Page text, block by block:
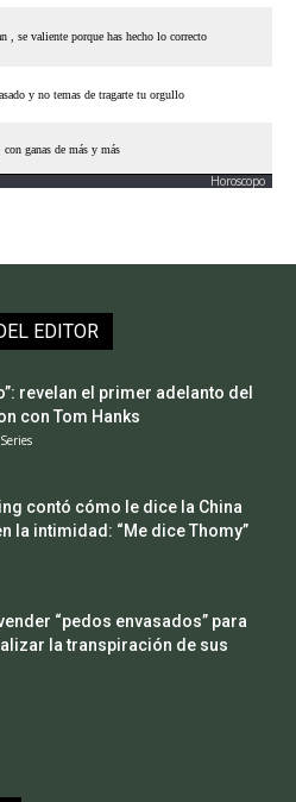
Horoscopo
EDITOR
revelan el primer adelanto del
con Tom Hanks
contó cómo le dice la China
la intimidad: “Me dice Thomy”
“pedos envasados” para
la transpiración de sus